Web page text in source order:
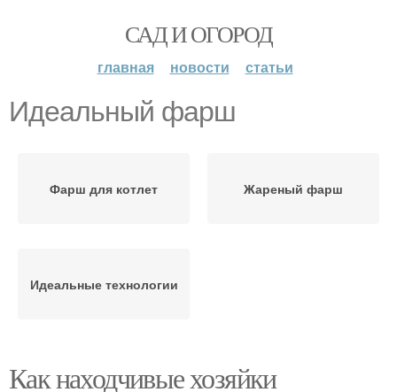
САД И ОГОРОД
главная новости статьи
Идеальный фарш
Фарш для котлет Жареный фарш
Идеальные технологии
Как находчивые хозяйки